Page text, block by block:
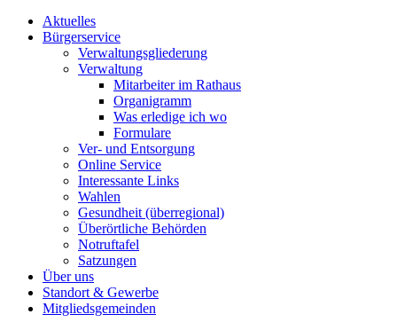
Aktuelles
Bürgerservice
Verwaltungsgliederung
Verwaltung
Mitarbeiter im Rathaus
Organigramm
Was erledige ich wo
Formulare
Ver- und Entsorgung
Online Service
Interessante Links
Wahlen
Gesundheit (überregional)
Überörtliche Behörden
Notruftafel
Satzungen
Über uns
Standort & Gewerbe
Mitgliedsgemeinden